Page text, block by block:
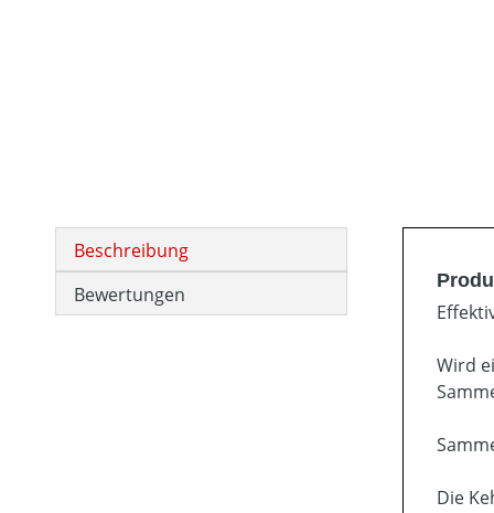
Beschreibung
Bewertungen
Wird
Die